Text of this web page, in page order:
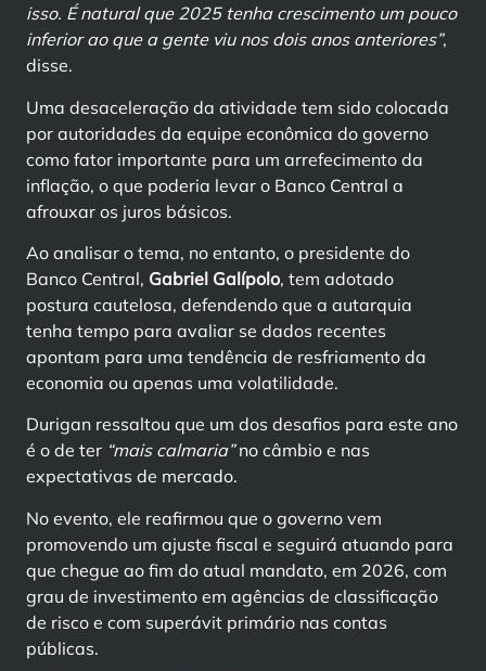
isso. É natural que 2025 tenha crescimento um pouco
inferior ao que a gente viu nos dois anos anteriores”,
disse.
Uma desaceleração da atividade tem sido colocada
por autoridades da equipe econômica do governo
como fator importante para um arrefecimento da
inflação, o que poderia levar o Banco Central a
afrouxar os juros básicos.
Ao analisar o tema, no entanto, o presidente do
Banco Central, Gabriel Galípolo, tem adotado
postura cautelosa, defendendo que a autarquia
tenha tempo para avaliar se dados recentes
apontam para uma tendência de resfriamento da
economia ou apenas uma volatilidade.
Durigan ressaltou que um dos desafios para este ano
é o de ter “mais calmaria”no câmbio e nas
expectativas de mercado.
No evento, ele reafirmou que o governo vem
promovendo um ajuste fiscal e seguirá atuando para
que chegue ao fim do atual mandato, em 2026, com
grau de investimento em agências de classificação
de risco e com superávit primário nas contas
públicas.